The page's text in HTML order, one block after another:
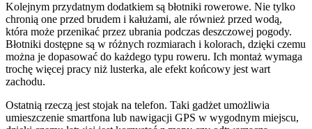
Kolejnym przydatnym dodatkiem są błotniki rowerowe. Nie tylko
chronią one przed brudem i kałużami, ale również przed wodą,
która może przenikać przez ubrania podczas deszczowej pogody.
Błotniki dostępne są w różnych rozmiarach i kolorach, dzięki czemu
można je dopasować do każdego typu roweru. Ich montaż wymaga
trochę więcej pracy niż lusterka, ale efekt końcowy jest wart
zachodu.
Ostatnią rzeczą jest stojak na telefon. Taki gadżet umożliwia
umieszczenie smartfona lub nawigacji GPS w wygodnym miejscu,